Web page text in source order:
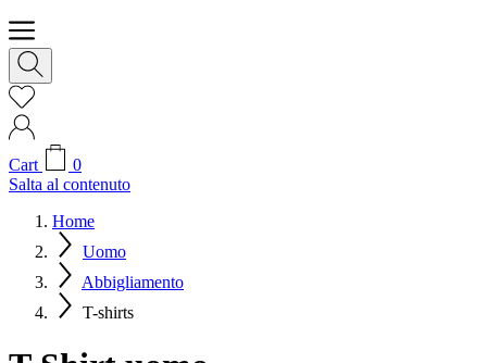
Cart
0
Salta al contenuto
Home
Uomo
Abbigliamento
T-shirts